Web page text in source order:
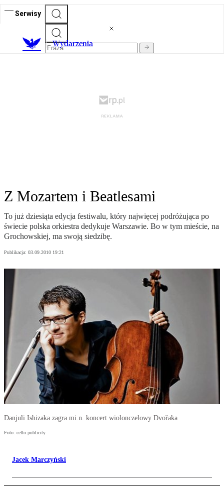
Serwisy
Wydarzenia
Z Mozartem i Beatlesami
To już dziesiąta edycja festiwalu, który najwięcej podróżująca po
świecie polska orkiestra dedykuje Warszawie. Bo w tym mieście, na
Grochowskiej, ma swoją siedzibę.
Publikacja: 03.09.2010 19:21
Danjuli Ishizaka zagra mi.n. koncert wiolonczelowy Dvořaka
Foto: cello publicity
Jacek Marczyński